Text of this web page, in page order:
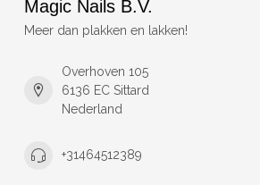
Magic Nails B.V.
Meer dan plakken en lakken!
Overhoven 105
6136 EC Sittard
Nederland
+31464512389